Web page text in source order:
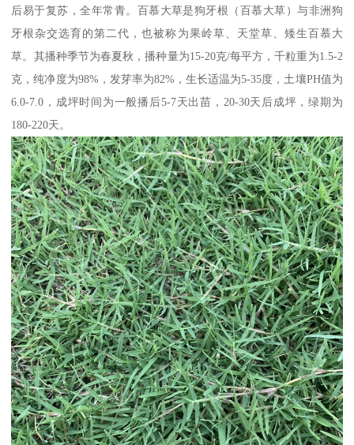
后易于复苏，全年常青。百慕大草是狗牙根（百慕大草）与非洲狗
牙根杂交选育的第二代，也被称为果岭草、天堂草、矮生百慕大
草。其播种季节为春夏秋，播种量为15-20克/每平方，千粒重为1.5-2
克，纯净度为98%，发芽率为82%，生长适温为5-35度，土壤PH值为
6.0-7.0，成坪时间为一般播后5-7天出苗，20-30天后成坪，绿期为
180-220天。